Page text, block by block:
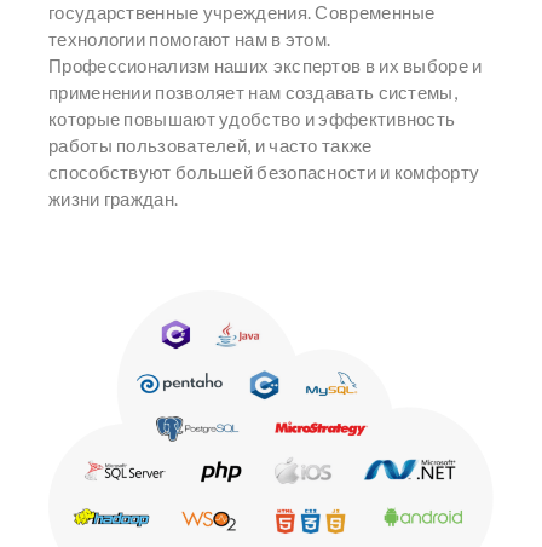
государственные учреждения. Современные
технологии помогают нам в этом.
Профессионализм наших экспертов в их выборе и
применении позволяет нам создавать системы,
которые повышают удобство и эффективность
работы пользователей, и часто также
способствуют большей безопасности и комфорту
жизни граждан.